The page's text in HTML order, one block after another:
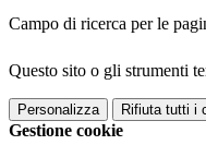
Campo di ricerca per le
Questo sito o gli strumenti
Personalizza Rifiuta tutti i
Gestione cookie